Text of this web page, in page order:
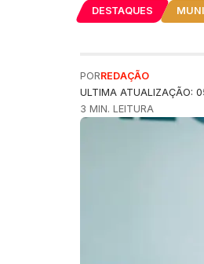
DESTAQUES
ULTIMA ATUALIZAÇÃO:
PORREDAÇÃO
3 MIN. LEITURA